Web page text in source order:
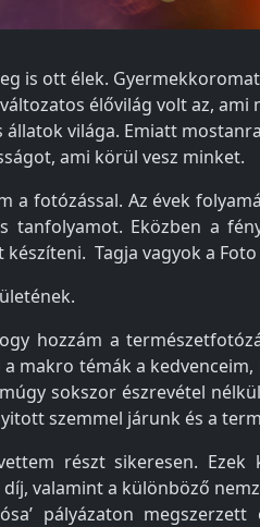
is ott élek.
élővilág volt az,
világa. Emiatt
ami körül vesz minket.
a fotózással. Az évek
Eközben a
Tagja vagyok a
hozzám a
makro témák a
sokszor észrevétel
szemmel járunk és a
részt sikeresen. Ezek
valamint a különböző
pályázaton